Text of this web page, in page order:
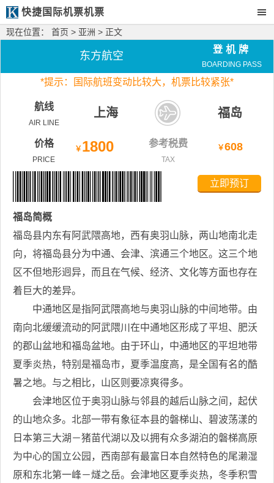
快捷国际机票机票
现在位置： 首页 > 亚洲 > 正文
东方航空
登机牌
BOARDING PASS
*提示：国际航班变动比较大， 机票比较紧张*
航线
AIR LINE
上海 福岛
价格
PRICE
￥ 1800 参考税费
TAX
￥608
立即预订
福岛简概
福岛县内东有阿武隈高地，西有奥羽山脉，两山地南北走
向，将福岛县分为中通、会津、滨通三个地区。这三个地
区不但地形迥异，而且在气候、经济、文化等方面也存在
着巨大的差异。
中通地区是指阿武隈高地与奥羽山脉的中间地带。由
南向北缓缓流动的阿武隈川在中通地区形成了平坦、肥沃
的郡山盆地和福岛盆地。由于环山，中通地区的平坦地带
夏季炎热，特别是福岛市，夏季温度高，是全国有名的酷
暑之地。与之相比，山区则要凉爽得多。
会津地区位于奥羽山脉与邻县的越后山脉之间，起伏
的山地众多。北部一带有象征本县的磐梯山、碧波荡漾的
日本第三大湖－猪苗代湖以及以拥有众多湖泊的磐梯高原
为中心的国立公园，西南部有最富日本自然特色的尾濑湿
原和东北第一峰－燧之岳。会津地区夏季炎热，冬季积雪